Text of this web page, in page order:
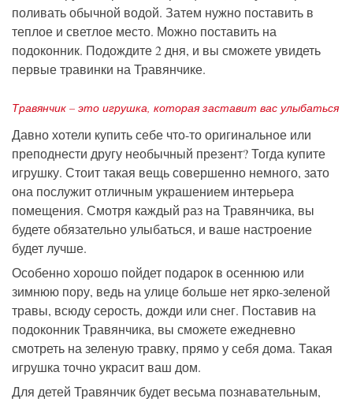
поливать обычной водой. Затем нужно поставить в
теплое и светлое место. Можно поставить на
подоконник. Подождите 2 дня, и вы сможете увидеть
первые травинки на Травянчике.
Травянчик – это игрушка, которая заставит вас улыбаться
Давно хотели купить себе что-то оригинальное или
преподнести другу необычный презент? Тогда купите
игрушку. Стоит такая вещь совершенно немного, зато
она послужит отличным украшением интерьера
помещения. Смотря каждый раз на Травянчика, вы
будете обязательно улыбаться, и ваше настроение
будет лучше.
Особенно хорошо пойдет подарок в осеннюю или
зимнюю пору, ведь на улице больше нет ярко-зеленой
травы, всюду серость, дожди или снег. Поставив на
подоконник Травянчика, вы сможете ежедневно
смотреть на зеленую травку, прямо у себя дома. Такая
игрушка точно украсит ваш дом.
Для детей Травянчик будет весьма познавательным,